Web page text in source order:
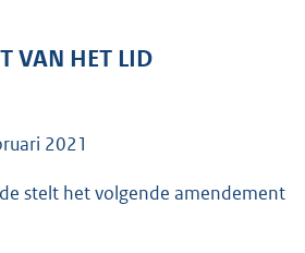
K
VAN HET LID
2021
stelt het volgende amendement